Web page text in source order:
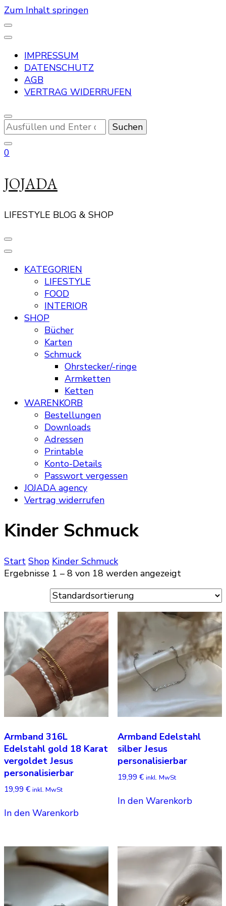
Zum Inhalt springen
IMPRESSUM
DATENSCHUTZ
AGB
VERTRAG WIDERRUFEN
Suchst
du
nach
0
JOJADA
LIFESTYLE BLOG & SHOP
KATEGORIEN
LIFESTYLE
FOOD
INTERIOR
SHOP
Bücher
Karten
Schmuck
Ohrstecker/-ringe
Armketten
Ketten
WARENKORB
Bestellungen
Downloads
Adressen
Printable
Konto-Details
Passwort vergessen
JOJADA agency
Vertrag widerrufen
Kinder Schmuck
Start Shop Kinder Schmuck
Ergebnisse 1 – 8 von 18 werden angezeigt
Armband 316L
Edelstahl gold 18 Karat
vergoldet Jesus
personalisierbar
19,99 € inkl. MwSt
In den Warenkorb
Armband Edelstahl
silber Jesus
personalisierbar
19,99 € inkl. MwSt
In den Warenkorb